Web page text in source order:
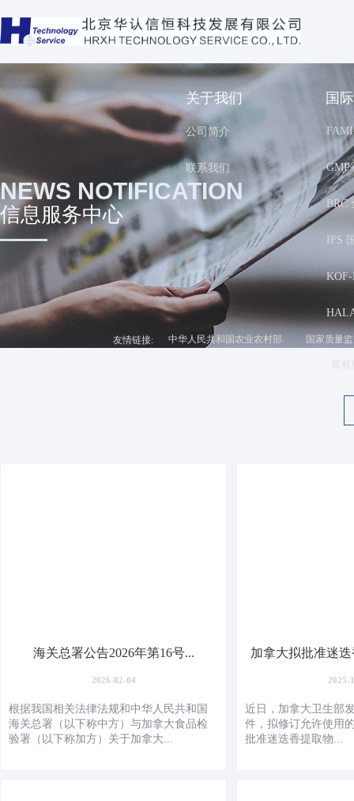
NEWS NOTIFICATION
信息服务中心
海关总署公告2026年第16号...
2026-02-04
根据我国相关法律法规和中华人民共和国
海关总署（以下称中方）与加拿大食品检
验署（以下称加方）关于加拿大...
加拿大拟批准迷
2025-
近日，加拿大卫生部
件，拟修订允许使用
批准迷迭香提取物...
关于我们
公司简介
联系我们
国
BRC
IFS
友情链接: 中华人民共和国农业农村部 国家质量
版